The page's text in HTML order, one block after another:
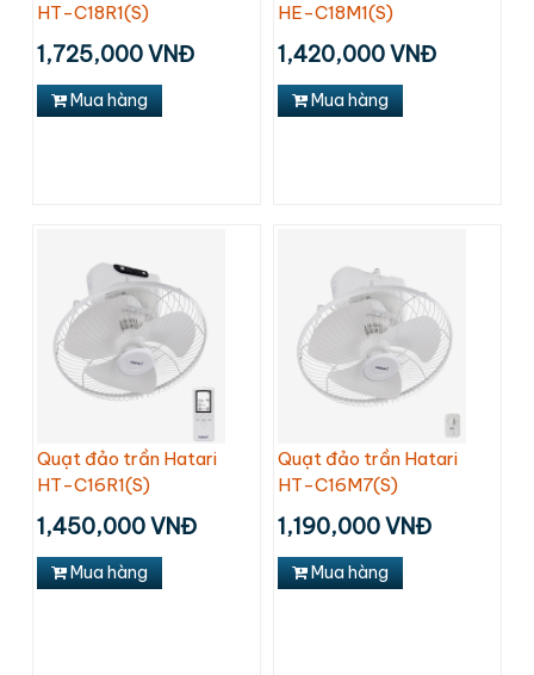
HT-C18R1(S)
1,725,000 VNĐ
Mua hàng
HE-C18M1(S)
1,420,000 VNĐ
Mua hàng
Quạt đảo trần Hatari
HT-C16R1(S)
1,450,000 VNĐ
Mua hàng
Quạt đảo trần Hatari
HT-C16M7(S)
1,190,000 VNĐ
Mua hàng